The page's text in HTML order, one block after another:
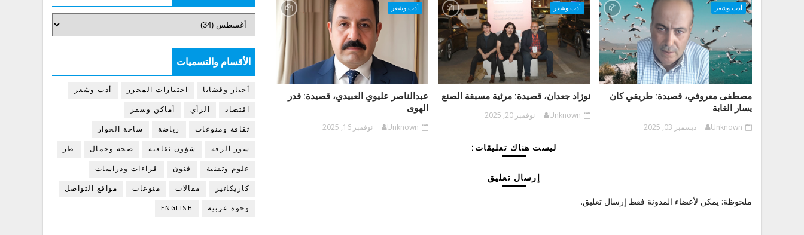
أدب وشعر
مصطفى معروفي، قصيدة: طريقي كان
يسار الغابة
Unknown ديسمبر 03, 2025
أدب وشعر
نوزاد جعدان، قصيدة: مرثية مسبقة الصنع
Unknown نوفمبر 20, 2025
أدب وشعر
عبدالناصر عليوي العبيدي، قصيدة: قدر
الهوى
Unknown نوفمبر 16, 2025
ليست هناك تعليقات:
إرسال تعليق
ملحوظة: يمكن لأعضاء المدونة فقط إرسال تعليق.
الأقسام والتسميات
أخبار وقضايا اختيارات المحرر أدب وشعر
اقتصاد الرأي أماكن وسفر
ثقافة ومنوعات رياضة ساحة الحوار
سور الرقة شؤون ثقافية صحة وجمال ظز
علوم وتقنية فنون قراءات ودراسات
كاريكاتير مقالات منوعات مواقع التواصل
وجوه عربية ENGLISH